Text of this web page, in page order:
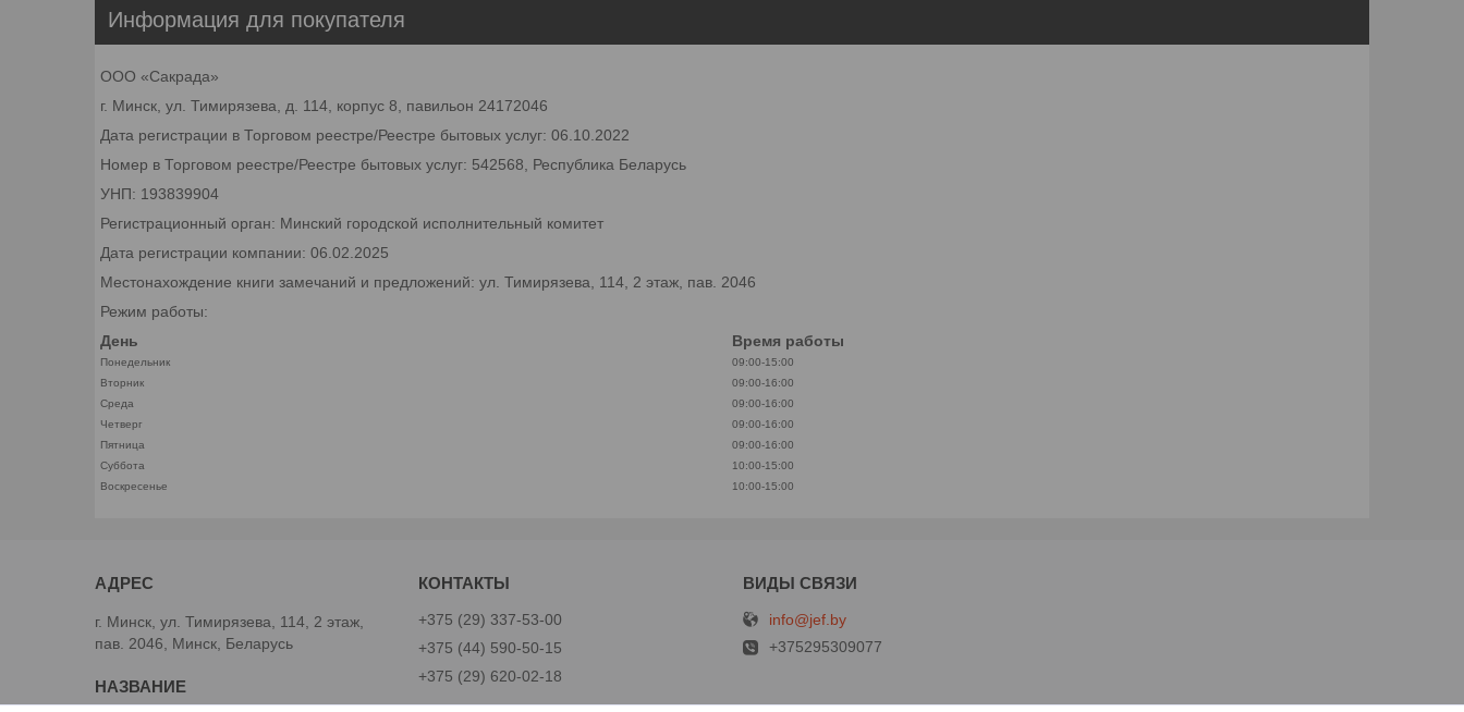
Информация для покупателя
ООО «Сакрада»
г. Минск, ул. Тимирязева, д. 114, корпус 8, павильон 24172046
Дата регистрации в Торговом реестре/Реестре бытовых услуг: 06.10.2022
Номер в Торговом реестре/Реестре бытовых услуг: 542568, Республика Беларусь
УНП: 193839904
Регистрационный орган: Минский городской исполнительный комитет
Дата регистрации компании: 06.02.2025
Местонахождение книги замечаний и предложений: ул. Тимирязева, 114, 2 этаж, пав. 2046
Режим работы:
День
Время работы
Понедельник
09:00-15:00
Вторник
09:00-16:00
Среда
09:00-16:00
Четверг
09:00-16:00
Пятница
09:00-16:00
Суббота
10:00-15:00
Воскресенье
10:00-15:00
г. Минск, ул. Тимирязева, 114, 2 этаж,
пав. 2046, Минск, Беларусь
+375 (29) 337-53-00
+375 (44) 590-50-15
+375 (29) 620-02-18
info@jef.by
+375295309077